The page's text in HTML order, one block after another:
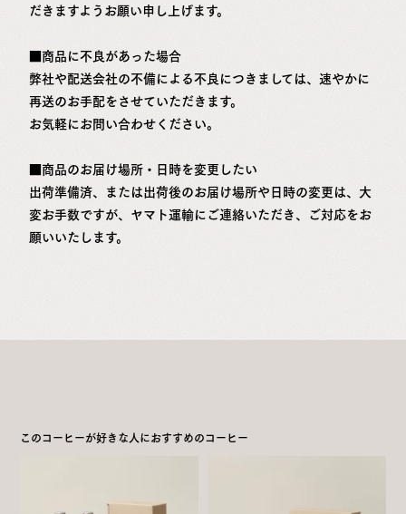
だきますようお願い申し上げます。
■商品に不良があった場合
弊社や配送会社の不備による不良につきましては、速やかに
再送のお手配をさせていただきます。
お気軽にお問い合わせください。
■商品のお届け場所・日時を変更したい
出荷準備済、または出荷後のお届け場所や日時の変更は、大
変お手数ですが、ヤマト運輸にご連絡いただき、ご対応をお
願いいたします。
このコーヒーが好きな人におすすめのコーヒー